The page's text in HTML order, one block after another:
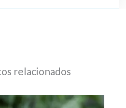
relacionados